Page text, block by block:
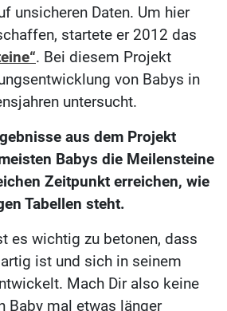
unsicheren Daten. Um hier
startete er 2012 das
. Bei diesem Projekt
von Babys in
untersucht.
aus dem Projekt
Babys die Meilensteine
Zeitpunkt erreichen, wie
Tabellen steht.
es wichtig zu betonen, dass
ist und sich in seinem
Mach Dir also keine
Baby mal etwas länger